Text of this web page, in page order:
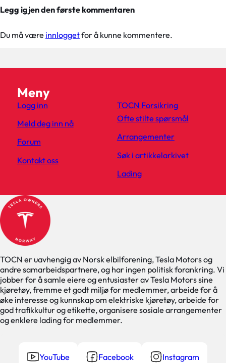
Legg igjen den første kommentaren
Du må være innloggetfor å kunne kommentere.
TOCN er uavhengig av Norsk elbilforening, Tesla Motors og
andre samarbeidspartnere, og har ingen politisk forankring. Vi
jobber for å samle eiere og entusiaster av Tesla Motors sine
kjøretøy, fremme et godt miljø for medlemmer, arbeide for å
øke interesse og kunnskap om elektriske kjøretøy, arbeide for
god trafikkultur og etikette, organisere sosiale arrangementer
og enklere lading for medlemmer.
YouTube Facebook Instagram
Meny
Logg inn
Meld deg inn nå
Forum
Kontakt oss
TOCN Forsikring
Ofte stilte spørsmål
Arrangementer
Søk i artikkelarkivet
Lading